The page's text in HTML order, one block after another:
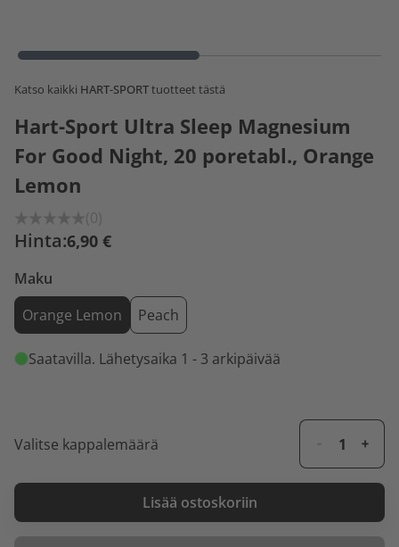
Katso kaikki HART-SPORTtuotteet tästä
Hart-Sport Ultra Sleep Magnesium
For Good Night, 20 poretabl., Orange
Lemon
(0)
Hinta:6,90 €
Maku
Orange Lemon
Peach
Saatavilla. Lähetysaika 1 - 3 arkipäivää
Valitse kappalemäärä
Lisää ostoskoriin